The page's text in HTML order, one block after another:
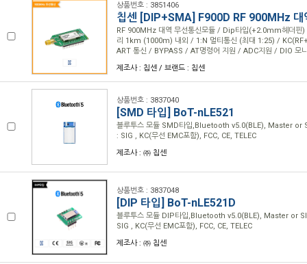
상품번호 : 3851406
칩센 [DIP+SMA] F900D RF 900MHz 대
RF 900MHz 대역 무선통신모듈 / Dip타입(+2.0mm헤더핀
리 1km (1000m) 내외 / 1:N 멀티통신 (최대 1:25) /
ART 통신 / BYPASS / AT명령어 지원 / ADC지원 / DIO 모
제조사 : 칩센 / 브랜드 : 칩센
상품번호 : 3837040
[SMD 타입] BoT-nLE521
블루투스 모듈 SMD타입,Bluetooth v5.0(BLE), Master or
: SIG , KC(무선 EMC포함), FCC, CE, TELEC
제조사 : ㈜ 칩센
상품번호 : 3837048
[DIP 타입] BoT-nLE521D
블루투스 모듈 DIP타입,Bluetooth v5.0(BLE), Master or
SIG , KC(무선 EMC포함), FCC, CE, TELEC
제조사 : ㈜ 칩센